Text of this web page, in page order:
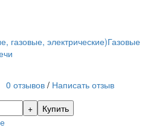
газовые, электрические)Газовые
0 отзывов / Написать отзыв
Купить